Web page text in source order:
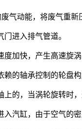
气动能，将废气重
进入排气管道。
加快，产生高速旋
的轴承控制的轮盘
的，当涡轮旋转时
汽缸，由于空气的